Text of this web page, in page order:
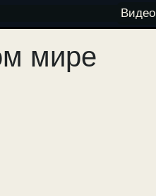
Видео
мире